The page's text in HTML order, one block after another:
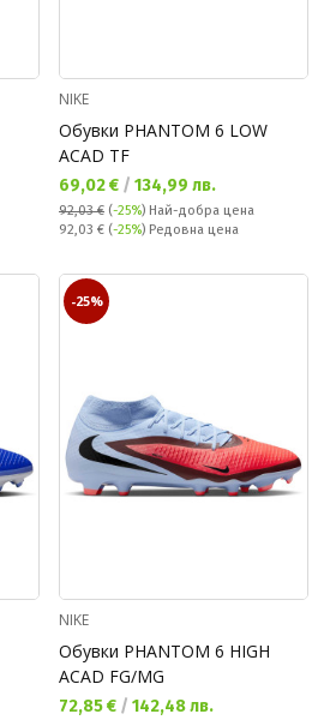
NIKE
Обувки PHANTOM 6 LOW
ACAD TF
Текуща цена:
69,02 € / 134,99 лв.
92,03 € (-25%) Най-добра цена
Редовна цена:
92,03 € (-25%) Редовна цена
-25%
NIKE
Обувки PHANTOM 6 HIGH
ACAD FG/MG
Текуща цена:
72,85 € / 142,48 лв.